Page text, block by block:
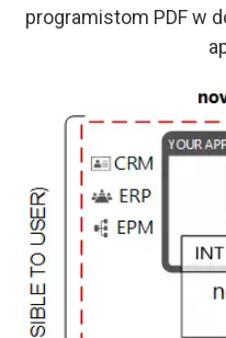
programistom PDF w